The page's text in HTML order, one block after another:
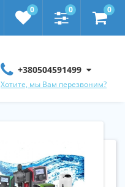
0 0 0
+380504591499
Хотите, мы Вам перезвоним?